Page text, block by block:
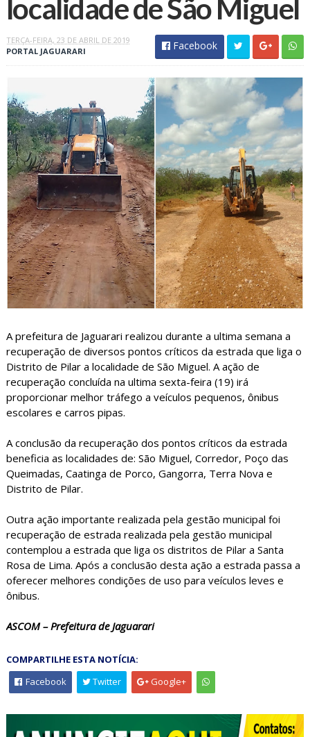
localidade de São Miguel
TERÇA-FEIRA, 23 DE ABRIL DE 2019
PORTAL JAGUARARI
Facebook
A prefeitura de Jaguarari realizou durante a ultima semana a
recuperação de diversos pontos críticos da estrada que liga o
Distrito de Pilar a localidade de São Miguel. A ação de
recuperação concluída na ultima sexta-feira (19) irá
proporcionar melhor tráfego a veículos pequenos, ônibus
escolares e carros pipas.
A conclusão da recuperação dos pontos críticos da estrada
beneficia as localidades de: São Miguel, Corredor, Poço das
Queimadas, Caatinga de Porco, Gangorra, Terra Nova e
Distrito de Pilar.
Outra ação importante realizada pela gestão municipal foi
recuperação de estrada realizada pela gestão municipal
contemplou a estrada que liga os distritos de Pilar a Santa
Rosa de Lima. Após a conclusão desta ação a estrada passa a
oferecer melhores condições de uso para veículos leves e
ônibus.
ASCOM – Prefeitura de Jaguarari
COMPARTILHE ESTA NOTÍCIA:
Facebook
Twitter Google+